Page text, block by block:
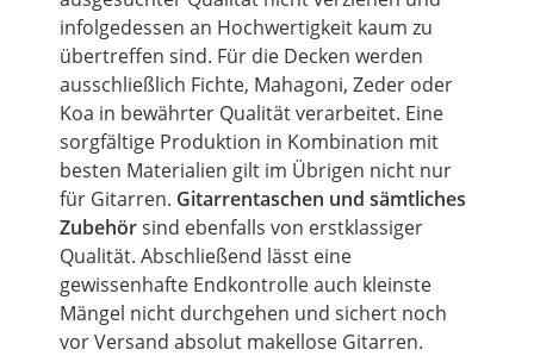
infolgedessen an Hochwertigkeit kaum zu
übertreffen sind. Für die Decken werden
ausschließlich Fichte, Mahagoni, Zeder oder
Koa in bewährter Qualität verarbeitet. Eine
sorgfältige Produktion in Kombination mit
besten Materialien gilt im Übrigen nicht nur
für Gitarren. Gitarrentaschen und sämtliches
Zubehörsind ebenfalls von erstklassiger
Qualität. Abschließend lässt eine
gewissenhafte Endkontrolle auch kleinste
Mängel nicht durchgehen und sichert noch
vor Versand absolut makellose Gitarren.